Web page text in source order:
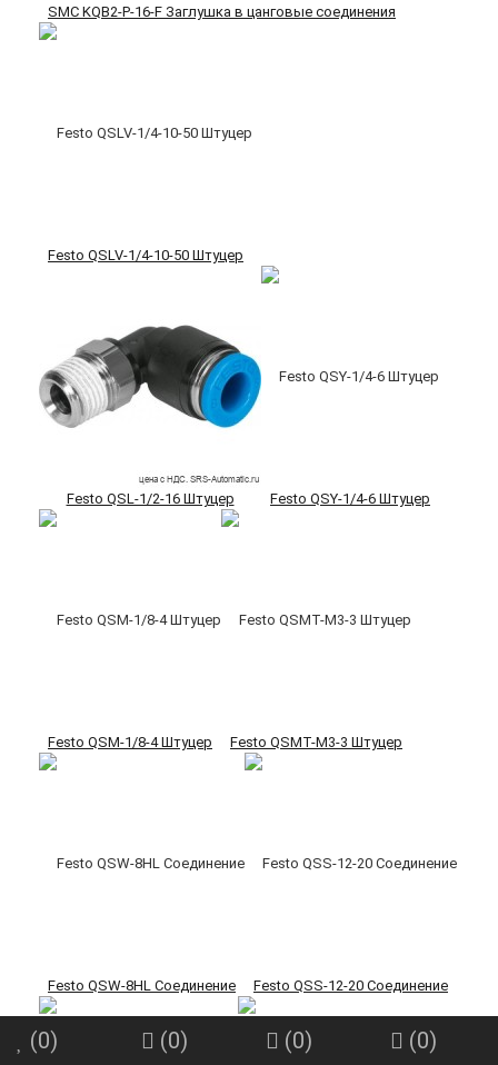
SMC KQB2-P-16-F Заглушка в цанговые соединения
Festo QSLV-1/4-10-50 Штуцер
Festo QSL-1/2-16 Штуцер Festo QSY-1/4-6 Штуцер
Festo QSM-1/8-4 Штуцер Festo QSMT-M3-3 Штуцер
Festo QSW-8HL Соединение Festo QSS-12-20 Соединение
(0) (0) (0) (0)